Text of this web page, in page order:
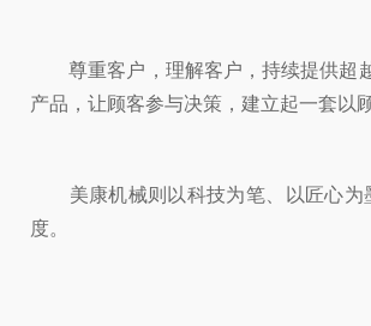
尊重客户，理解客户，持续提供超越
产品，让顾客参与决策，建立起一套以
美康机械则以科技为笔、以匠心为墨
度。